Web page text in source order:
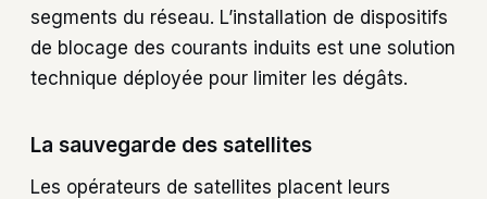
segments du réseau. L’installation de dispositifs
de blocage des courants induits est une solution
technique déployée pour limiter les dégâts.
La sauvegarde des satellites
Les opérateurs de satellites placent leurs